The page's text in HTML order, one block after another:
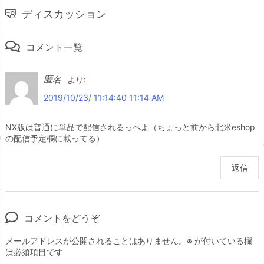
ディスカッション
コメント一覧
匿名
より:
2019/10/23/ 11:14:40 11:14 AM
NX版は普通に単品で配信されるっぺよ（ちょっと前から北米eshop
の配信予定欄に載ってる）
返信
コメントをどうぞ
メールアドレスが公開されることはありません。 ※ が付いている欄
は必須項目です